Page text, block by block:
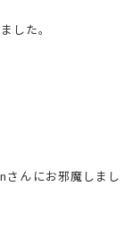
した。
さんにお邪魔しまし